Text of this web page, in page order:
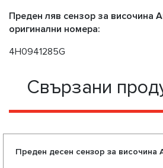
Преден ляв сензор за височина
оригинални номера:
4H0941285G
Свързани
Преден десен сензор за височина